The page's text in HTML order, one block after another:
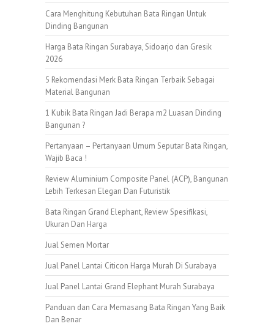
Cara Menghitung Kebutuhan Bata Ringan Untuk
Dinding Bangunan
Harga Bata Ringan Surabaya, Sidoarjo dan Gresik
2026
5 Rekomendasi Merk Bata Ringan Terbaik Sebagai
Material Bangunan
1 Kubik Bata Ringan Jadi Berapa m2 Luasan Dinding
Bangunan ?
Pertanyaan – Pertanyaan Umum Seputar Bata Ringan,
Wajib Baca !
Review Aluminium Composite Panel (ACP), Bangunan
Lebih Terkesan Elegan Dan Futuristik
Bata Ringan Grand Elephant, Review Spesifikasi,
Ukuran Dan Harga
Jual Semen Mortar
Jual Panel Lantai Citicon Harga Murah Di Surabaya
Jual Panel Lantai Grand Elephant Murah Surabaya
Panduan dan Cara Memasang Bata Ringan Yang Baik
Dan Benar